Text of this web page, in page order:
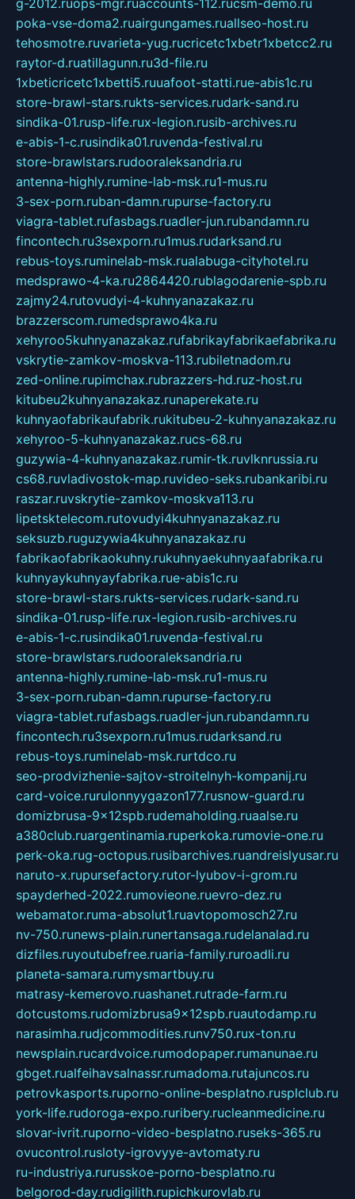
g-2012.ruops-mgr.ruaccounts-112.rucsm-demo.ru
poka-vse-doma2.ruairgungames.ruallseo-host.ru
tehosmotre.ruvarieta-yug.rucricetc1xbetr1xbetcc2.ru
raytor-d.ruatillagunn.ru3d-file.ru
1xbeticricetc1xbetti5.ruuafoot-statti.rue-abis1c.ru
store-brawl-stars.rukts-services.rudark-sand.ru
sindika-01.rusp-life.rux-legion.rusib-archives.ru
e-abis-1-c.rusindika01.ruvenda-festival.ru
store-brawlstars.rudooraleksandria.ru
antenna-highly.rumine-lab-msk.ru1-mus.ru
3-sex-porn.ruban-damn.rupurse-factory.ru
viagra-tablet.rufasbags.ruadler-jun.rubandamn.ru
fincontech.ru3sexporn.ru1mus.rudarksand.ru
rebus-toys.ruminelab-msk.rualabuga-cityhotel.ru
medsprawo-4-ka.ru2864420.rublagodarenie-spb.ru
zajmy24.rutovudyi-4-kuhnyanazakaz.ru
brazzerscom.rumedsprawo4ka.ru
xehyroo5kuhnyanazakaz.rufabrikayfabrikaefabrika.ru
vskrytie-zamkov-moskva-113.rubiletnadom.ru
zed-online.rupimchax.rubrazzers-hd.ruz-host.ru
kitubeu2kuhnyanazakaz.runaperekate.ru
kuhnyaofabrikaufabrik.rukitubeu-2-kuhnyanazakaz.ru
xehyroo-5-kuhnyanazakaz.rucs-68.ru
guzywia-4-kuhnyanazakaz.rumir-tk.ruvlknrussia.ru
cs68.ruvladivostok-map.ruvideo-seks.rubankaribi.ru
raszar.ruvskrytie-zamkov-moskva113.ru
lipetsktelecom.rutovudyi4kuhnyanazakaz.ru
seksuzb.ruguzywia4kuhnyanazakaz.ru
fabrikaofabrikaokuhny.rukuhnyaekuhnyaafabrika.ru
kuhnyaykuhnyayfabrika.rue-abis1c.ru
store-brawl-stars.rukts-services.rudark-sand.ru
sindika-01.rusp-life.rux-legion.rusib-archives.ru
e-abis-1-c.rusindika01.ruvenda-festival.ru
store-brawlstars.rudooraleksandria.ru
antenna-highly.rumine-lab-msk.ru1-mus.ru
3-sex-porn.ruban-damn.rupurse-factory.ru
viagra-tablet.rufasbags.ruadler-jun.rubandamn.ru
fincontech.ru3sexporn.ru1mus.rudarksand.ru
rebus-toys.ruminelab-msk.rurtdco.ru
seo-prodvizhenie-sajtov-stroitelnyh-kompanij.ru
card-voice.rurulonnyygazon177.rusnow-guard.ru
domizbrusa-9x12spb.rudemaholding.ruaalse.ru
a380club.ruargentinamia.ruperkoka.rumovie-one.ru
perk-oka.rug-octopus.rusibarchives.ruandreislyusar.ru
naruto-x.rupursefactory.rutor-lyubov-i-grom.ru
spayderhed-2022.rumovieone.ruevro-dez.ru
webamator.ruma-absolut1.ruavtopomosch27.ru
nv-750.runews-plain.runertansaga.rudelanalad.ru
dizfiles.ruyoutubefree.ruaria-family.ruroadli.ru
planeta-samara.rumysmartbuy.ru
matrasy-kemerovo.ruashanet.rutrade-farm.ru
dotcustoms.rudomizbrusa9x12spb.ruautodamp.ru
narasimha.rudjcommodities.runv750.rux-ton.ru
newsplain.rucardvoice.rumodopaper.rumanunae.ru
gbget.rualfeihavsalnassr.rumadoma.rutajuncos.ru
petrovkasports.ruporno-online-besplatno.rusplclub.ru
york-life.rudoroga-expo.ruribery.rucleanmedicine.ru
slovar-ivrit.ruporno-video-besplatno.ruseks-365.ru
ovucontrol.rusloty-igrovyye-avtomaty.ru
ru-industriya.rurusskoe-porno-besplatno.ru
belgorod-day.rudigilith.rupichkurovlab.ru